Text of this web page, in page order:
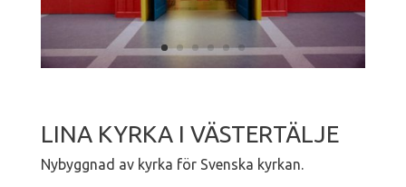
LINA KYRKA I VÄSTERTÄLJE
Nybyggnad av kyrka för Svenska kyrkan.